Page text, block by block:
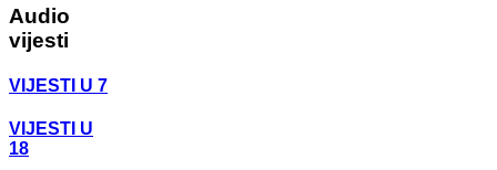
Audio
vijesti
VIJESTI U 7
VIJESTI U
18